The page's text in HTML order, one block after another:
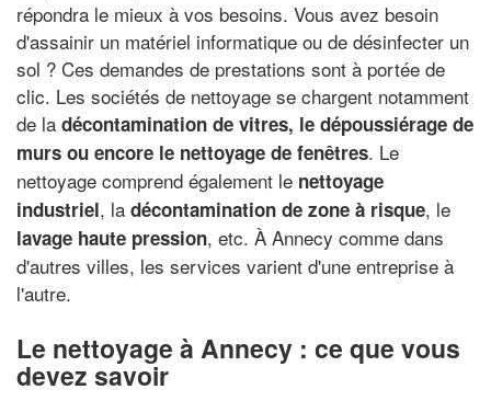
répondra le mieux à vos besoins. Vous avez besoin
d'assainir un matériel informatique ou de désinfecter un
sol ? Ces demandes de prestations sont à portée de
clic. Les sociétés de nettoyage se chargent notamment
de la décontamination de vitres, le dépoussiérage de
murs ou encore le nettoyage de fenêtres. Le
nettoyage comprend également le nettoyage
industriel, la décontamination de zone à risque, le
lavage haute pression, etc. À Annecy comme dans
d'autres villes, les services varient d'une entreprise à
l'autre.
Le nettoyage à Annecy : ce que vous
devez savoir